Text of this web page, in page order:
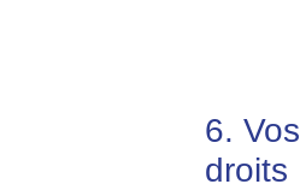
6. Vos
droits